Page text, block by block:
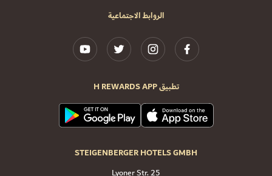
الروابط الاجتماعية
تطبيق H REWARDS APP
STEIGENBERGER HOTELS GMBH
Lyoner Str. 25